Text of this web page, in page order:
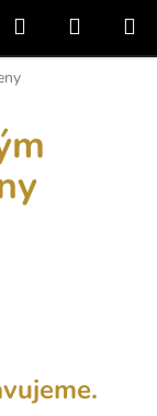
Hledat
KOŠÍK